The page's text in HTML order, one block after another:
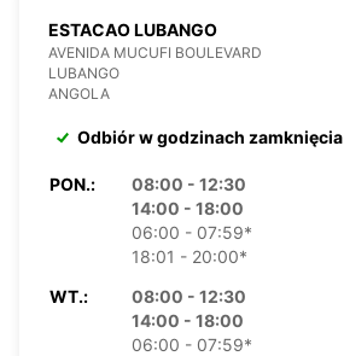
ESTACAO LUBANGO
AVENIDA MUCUFI BOULEVARD
LUBANGO
ANGOLA
Odbiór w godzinach zamknięcia
PON.:
08:00 - 12:30
14:00 - 18:00
06:00 - 07:59*
18:01 - 20:00*
WT.:
08:00 - 12:30
14:00 - 18:00
06:00 - 07:59*